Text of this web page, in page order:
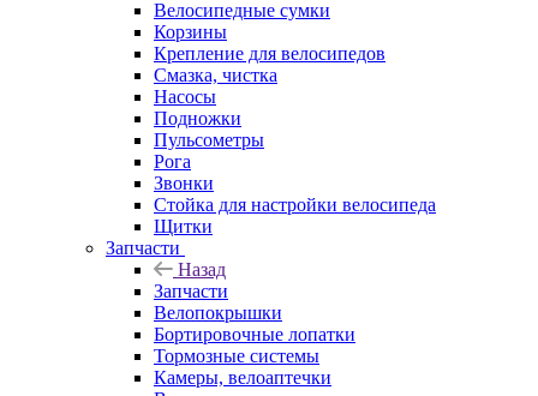
Велосипедные сумки
Корзины
Крепление для велосипедов
Смазка, чистка
Насосы
Подножки
Пульсометры
Рога
Звонки
Стойка для настройки велосипеда
Щитки
Запчасти
Назад
Запчасти
Велопокрышки
Бортировочные лопатки
Тормозные системы
Камеры, велоаптечки